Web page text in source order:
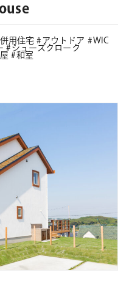
用住宅 アウトドア
WIC
シューズクローク
和室